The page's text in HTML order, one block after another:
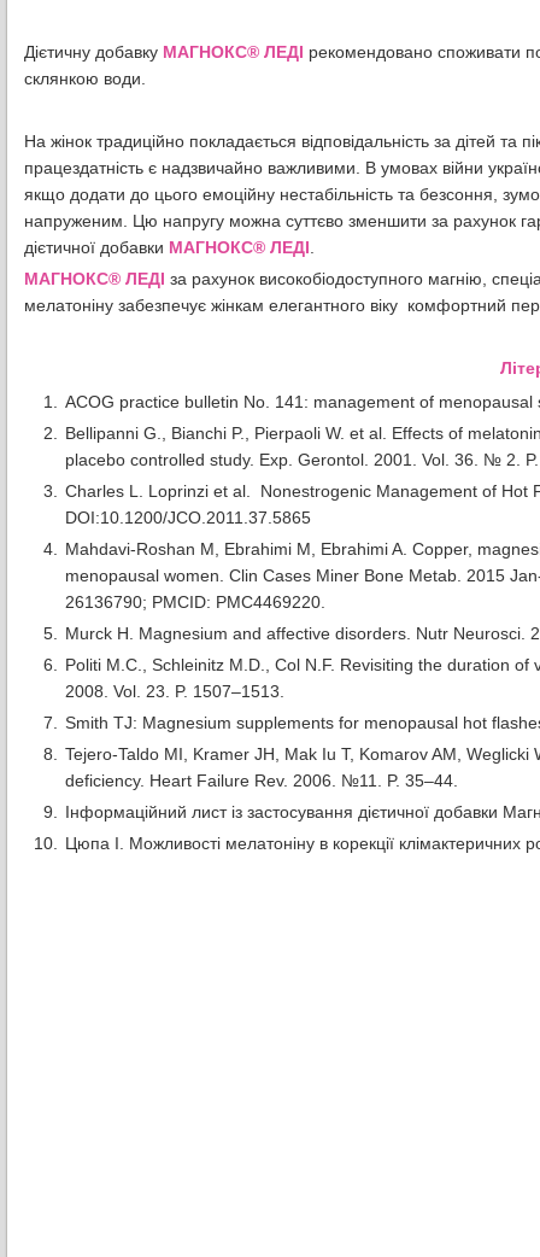
Дієтичну добавку МАГНОКС® ЛЕДІ рекомендовано споживати
склянкою води.
На жінок традиційно покладається відповідальність за дітей та
працездатність є надзвичайно важливими. В умовах війни
якщо додати до цього емоційну нестабільність та безсоння,
напруженим. Цю напругу можна суттєво зменшити за рахунок
дієтичної добавки МАГНОКС® ЛЕДІ
МАГНОКС® ЛЕДІ за рахунок високобіодоступного магнію,
мелатоніну забезпечує жінкам елегантного віку комфортний
ACOG practice bulletin No. 141: management of
Bellipanni G., Bianchi P., Pierpaoli W. et al. Effects of
placebo controlled study. Exp. Gerontol. 2001. Vol. 36. № 2.
Charles L. Loprinzi et al. Nonestrogenic Management of Hot
DOI:10.1200/JCO.2011.37.5865
Mahdavi-Roshan M, Ebrahimi M, Ebrahimi A. Copper,
menopausal women. Clin Cases Miner Bone Metab. 2015
26136790; PMCID: PMC4469220.
Murck H. Magnesium and affective disorders. Nutr Neurosci.
Politi M.C., Schleinitz M.D., Col N.F. Revisiting the duration
2008. Vol. 23. P. 1507–1513.
Smith TJ: Magnesium supplements for menopausal hot
Tejero-Taldo MI, Kramer JH, Mak Iu T, Komarov AM,
deficiency. Heart Failure Rev. 2006. №11. P. 35–44.
Інформаційний лист із застосування дієтичної добавки
Цюпа І. Можливості мелатоніну в корекції